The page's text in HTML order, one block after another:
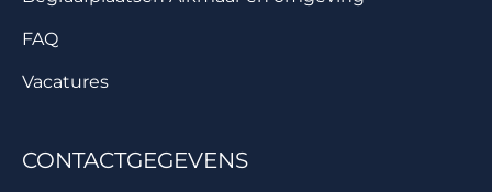
FAQ
Vacatures
CONTACTGEGEVENS